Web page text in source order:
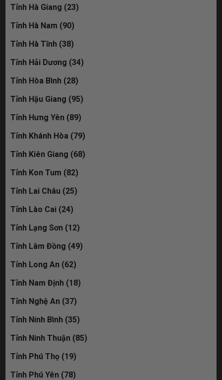
Tỉnh Hà Giang (23)
Tỉnh Hà Nam (90)
Tỉnh Hà Tĩnh (38)
Tỉnh Hải Dương (34)
Tỉnh Hòa Bình (28)
Tỉnh Hậu Giang (95)
Tỉnh Hưng Yên (89)
Tỉnh Khánh Hòa (79)
Tỉnh Kiên Giang (68)
Tỉnh Kon Tum (82)
Tỉnh Lai Châu (25)
Tỉnh Lào Cai (24)
Tỉnh Lạng Sơn (12)
Tỉnh Lâm Đồng (49)
Tỉnh Long An (62)
Tỉnh Nam Định (18)
Tỉnh Nghệ An (37)
Tỉnh Ninh Bình (35)
Tỉnh Ninh Thuận (85)
Tỉnh Phú Thọ (19)
Tỉnh Phú Yên (78)